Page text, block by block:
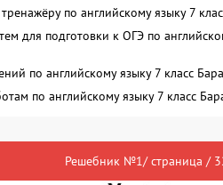
по английскому языку 7
для подготовки к ОГЭ по
по английскому языку 7 класс
по английскому языку 7 класс
Решебник №1/ страница /